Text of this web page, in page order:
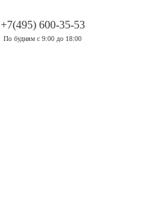
+7(495) 600-35-53
По будням с 9:00 до 18:00